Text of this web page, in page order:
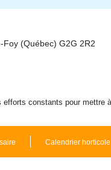
Foy (Québec) G2G 2R2
efforts constants pour
Calendrier horticole